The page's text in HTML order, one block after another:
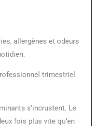
trimestriel
fois plus vite qu’en